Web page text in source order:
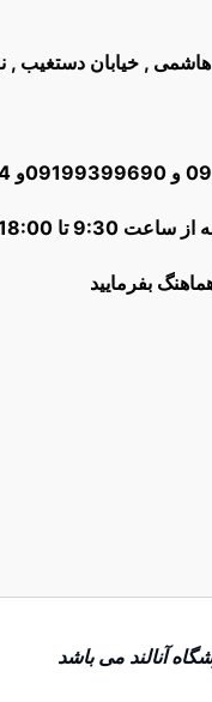
از هاشمی , خیابان
از 10:30 تا 16:00
بفرمایید
آنالند می باشد